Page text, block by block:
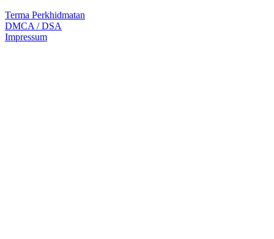
Terma Perkhidmatan
DMCA / DSA
Impressum